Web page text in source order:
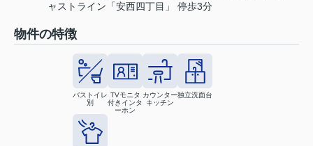
ャストライン「安西四丁目」 停歩3分
物件の特徴
バストイレ
別
TVモニタ
付きインタ
ーホン
カウンター
キッチン
独立洗面台